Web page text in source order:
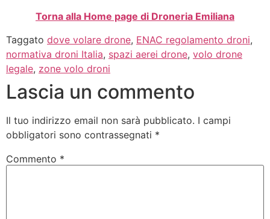
Torna alla Home page di Droneria Emiliana
Taggato dove volare drone, ENAC regolamento droni,
normativa droni Italia, spazi aerei drone, volo drone
legale, zone volo droni
Lascia un commento
Il tuo indirizzo email non sarà pubblicato. I campi
obbligatori sono contrassegnati *
Commento *